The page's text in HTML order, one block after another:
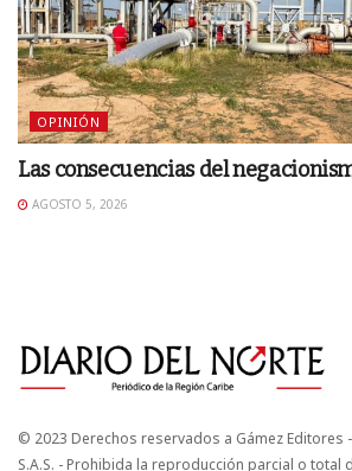
OPINIÓN
Las consecuencias del
AGOSTO 5, 2026
© 2023 Derechos reservados a Gámez Editores
S.A.S. - Prohibida la reproducción parcial o total